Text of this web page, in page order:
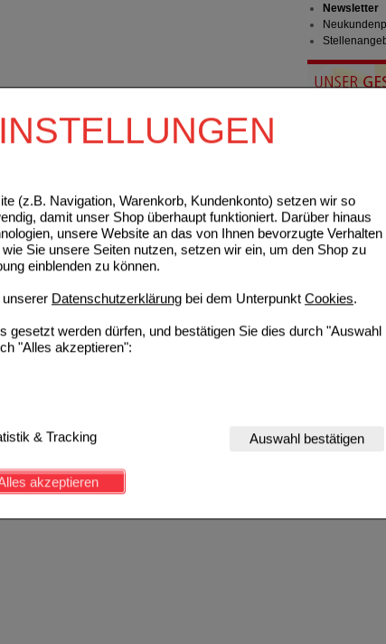
(z.B. Navigation, Warenkorb, Kundenkonto) setzen wir so
damit unser Shop überhaupt funktioniert. Darüber hinaus
unsere Website an das von Ihnen bevorzugte Verhalten
Sie unsere Seiten nutzen, setzen wir ein, um den Shop zu
einblenden zu können.
unserer Datenschutzerklärung bei dem Unterpunkt Cookies.
gesetzt werden dürfen, und bestätigen Sie dies durch "Auswahl
"Alles akzeptieren":
Cookies, die für die Grundfunktionen unserer Website
weshalb auf diese nicht verzichtet werden kann.
noch ansprechender zu gestalten,
oder unsere Seite an bevorzugte Verhaltensweisen (z.B.
betreiben.
für Sie zu gestalten. Bitte beachten Sie, dass Daten hierfür
übertragen werden.
& Tracking Auswahl bestätigen
akzeptieren
Newsletter